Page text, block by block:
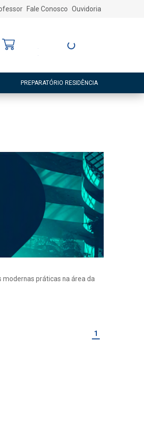
Fale Conosco Ouvidoria
Entre ou Cadastre-
PREPARATÓRIO RESIDÊNCIA
modernas práticas na área da
1